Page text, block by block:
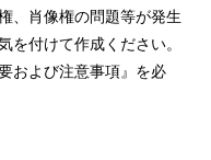
、肖像権の問題等が発生
を付けて作成ください。
および注意事項』を必